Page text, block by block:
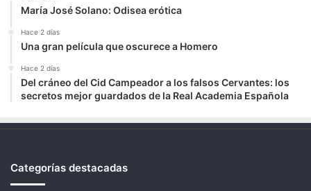
María José Solano: Odisea erótica
Hace 2 días
Una gran película que oscurece a Homero
Hace 2 días
Del cráneo del Cid Campeador a los falsos Cervantes: los
secretos mejor guardados de la Real Academia Española
Categorías destacadas